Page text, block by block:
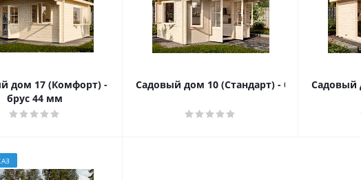
дом 17 (Комфорт) -
брус 44 мм
Садовый дом 10 (Стандарт) - брус 44 мм
Садовый